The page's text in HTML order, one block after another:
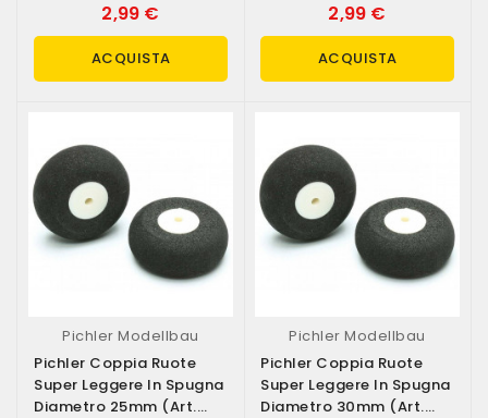
2,99 €
ACQUISTA
2,99 €
ACQUISTA
Pichler Modellbau
Pichler Coppia Ruote
Super Leggere In Spugna
Diametro 25mm (art.
Pichler Modellbau
Pichler Coppia Ruote
Super Leggere In Spugna
Diametro 30mm (art.